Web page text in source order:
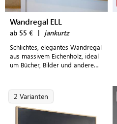
Wandregal ELL
ab 55 € | jankurtz
Schlichtes, elegantes Wandregal
aus massivem Eichenholz, ideal
um Bücher, Bilder und andere
2 Varianten